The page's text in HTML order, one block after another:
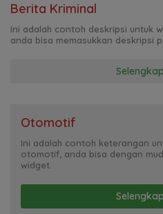
Berita Kriminal
Ini adalah contoh deskripsi untuk
anda bisa memasukkan deskripsi
Otomotif
Ini adalah contoh keterangan
otomotif, anda bisa dengan
widget.